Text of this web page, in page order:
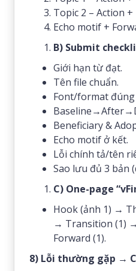
Topic 2 – Action
Echo motif +
B) Submit
Giới hạn từ đạt.
Tên file chuẩn.
Font/format đúng
Beneficiary &
Echo motif ở kết.
Lỗi chính tả/tên
Sao lưu đủ 3 bản
C) One-page
Hook (ảnh 1) →
→ Transition (1)
Forward (1).
8) Lỗi thường gặp →